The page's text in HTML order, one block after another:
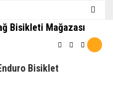
Bisikleti Mağazası
Bisiklet